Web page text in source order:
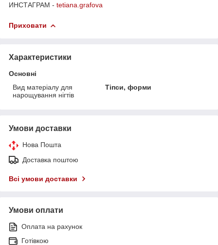
ИНСТАГРАМ - tetiana.grafova
Приховати
Характеристики
Основні
Вид матеріалу для
нарощування нігтів
Тіпси, форми
Умови доставки
Нова Пошта
Доставка поштою
Всі умови доставки
Умови оплати
Оплата на рахунок
Готівкою